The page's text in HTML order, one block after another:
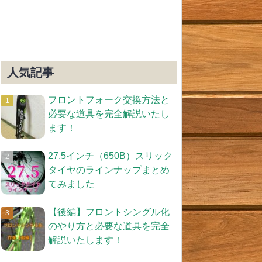
人気記事
フロントフォーク交換方法と
必要な道具を完全解説いたし
ます！
27.5インチ（650B）スリック
タイヤのラインナップまとめ
てみました
【後編】フロントシングル化
のやり方と必要な道具を完全
解説いたします！